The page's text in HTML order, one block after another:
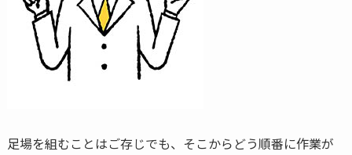
足場を組むことはご存じでも、そこからどう順番に作業が